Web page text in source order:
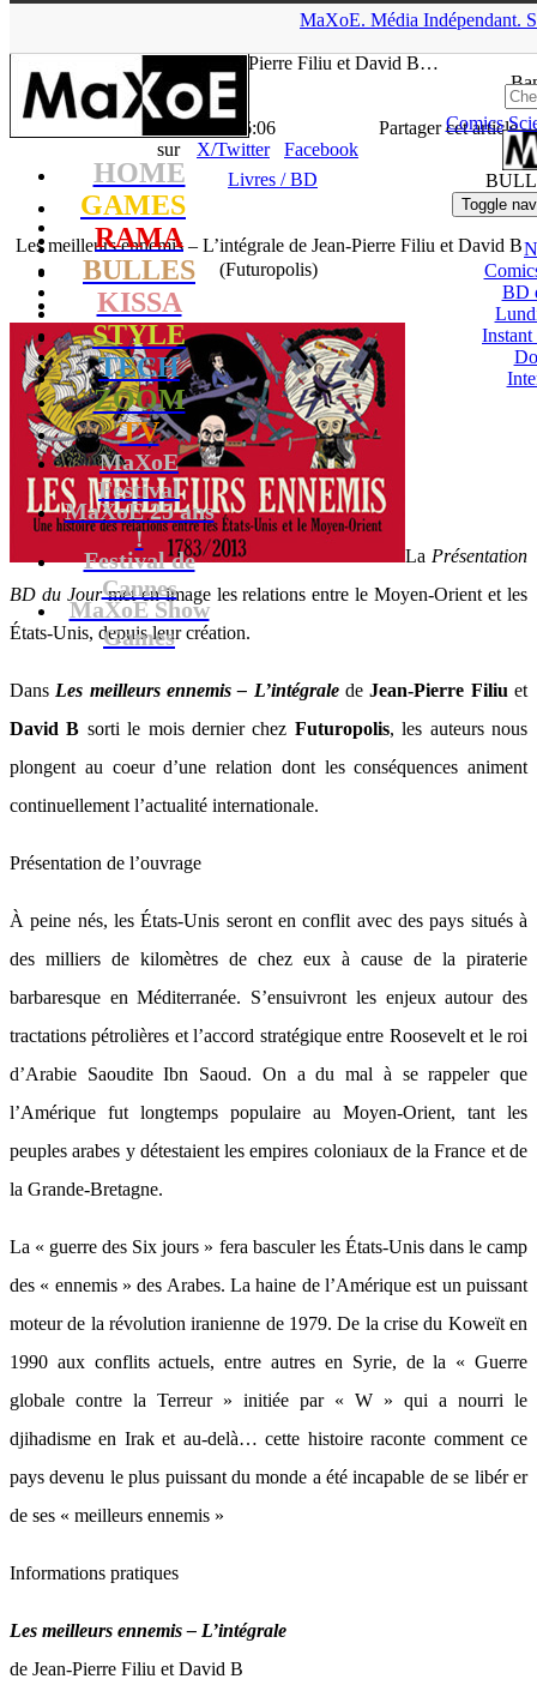
MaXoE. Média Indépendant.
HOME
GAMES
RAMA
BULLES
KISSA
STYLE
TECH
ZOOM
TV
MaXoE
Festival
MaXoE 25 ans
!
Festival de
Cannes
MaXoE Show
Games
Comics
Toggle
BD
Instant
L’intégrale de Jean-Pierre Filiu et David B…
- 21.12.18, 16:06
Partager cet article
sur
X/Twitter
Facebook
Livres / BD
Les meilleurs ennemis – L’intégrale de Jean-Pierre Filiu et David B
(Futuropolis)
La Présentation
BD du Jourmet en image les relations entre le Moyen-Orient et les
États-Unis, depuis leur création.
Dans Les meilleurs ennemis – L’intégraledeJean-Pierre Filiu et
David B sorti le mois dernier chez Futuropolis, les auteurs nous
plongent au coeur d’une relation dont les conséquences animent
continuellement l’actualité internationale.
Présentation de l’ouvrage
À peine nés, les États-Unis seront en conflit avec des pays situés à
des milliers de kilomètres de chez eux à cause de la piraterie
barbaresque en Méditerranée. S’ensuivront les enjeux autour des
tractations pétrolières et l’accord stratégique entre Roosevelt et le roi
d’Arabie Saoudite Ibn Saoud. On a du mal à se rappeler que
l’Amérique fut longtemps populaire au Moyen-Orient, tant les
peuples arabes y détestaient les empires coloniaux de la France et de
la Grande-Bretagne.
La « guerre des Six jours » fera basculer les États-Unis dans le camp
des « ennemis » des Arabes. La haine de l’Amérique est un puissant
moteur de la révolution iranienne de 1979. De la crise du Koweït en
1990 aux conflits actuels, entre autres en Syrie, de la « Guerre
globale contre la Terreur » initiée par « W » qui a nourri le
djihadisme en Irak et au-delà… cette histoire raconte comment ce
pays devenu le plus puissant du monde a été incapable de se libér er
de ses « meilleurs ennemis »
Informations pratiques
Les meilleurs ennemis – L’intégrale
de Jean-Pierre Filiu et David B